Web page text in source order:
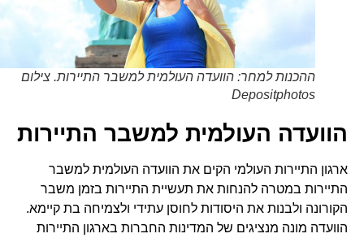
ההכנות למחר: הוועדה העולמית למשבר התיירות. צילום
Depositphotos
הוועדה העולמית למשבר התיירות
ארגון התיירות העולמי הקים את הוועדה העולמית למשבר
התיירות במטרה להנחות את תעשיית התיירות בזמן משבר
הקורונה ולבנות את היסודות לחוסן עתידי ולצמיחה בת קיימא.
הוועדה מונה מנציגים של המדינות החברות בארגון התיירות